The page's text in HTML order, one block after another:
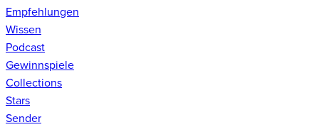
Empfehlungen
Wissen
Podcast
Gewinnspiele
Collections
Stars
Sender